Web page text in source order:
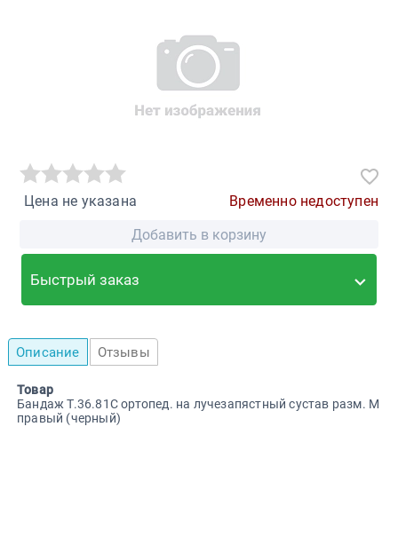
Цена не указана
Временно недоступен
Добавить в корзину
Быстрый заказ
Описание Отзывы
Товар
Бандаж Т.36.81С ортопед. на лучезапястный сустав разм. M
правый (черный)